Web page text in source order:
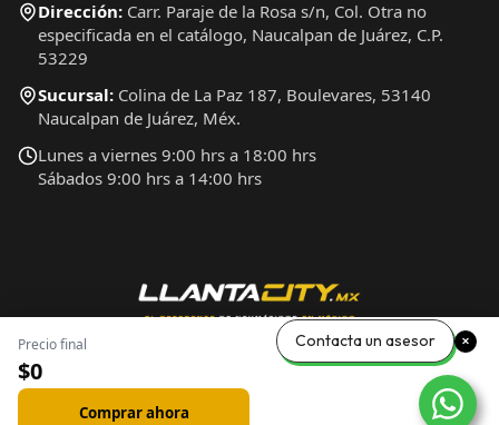
Precio final
$0
Comprar ahora
Dirección: Carr. Paraje de la Rosa s/n, Col. Otra no
especificada en el catálogo, Naucalpan de Juárez, C.P.
53229
Sucursal: Colina de La Paz 187, Boulevares, 53140
Naucalpan de Juárez, Méx.
Lunes a viernes 9:00 hrs a 18:00 hrs
Sábados 9:00 hrs a 14:00 hrs
Contacta un asesor